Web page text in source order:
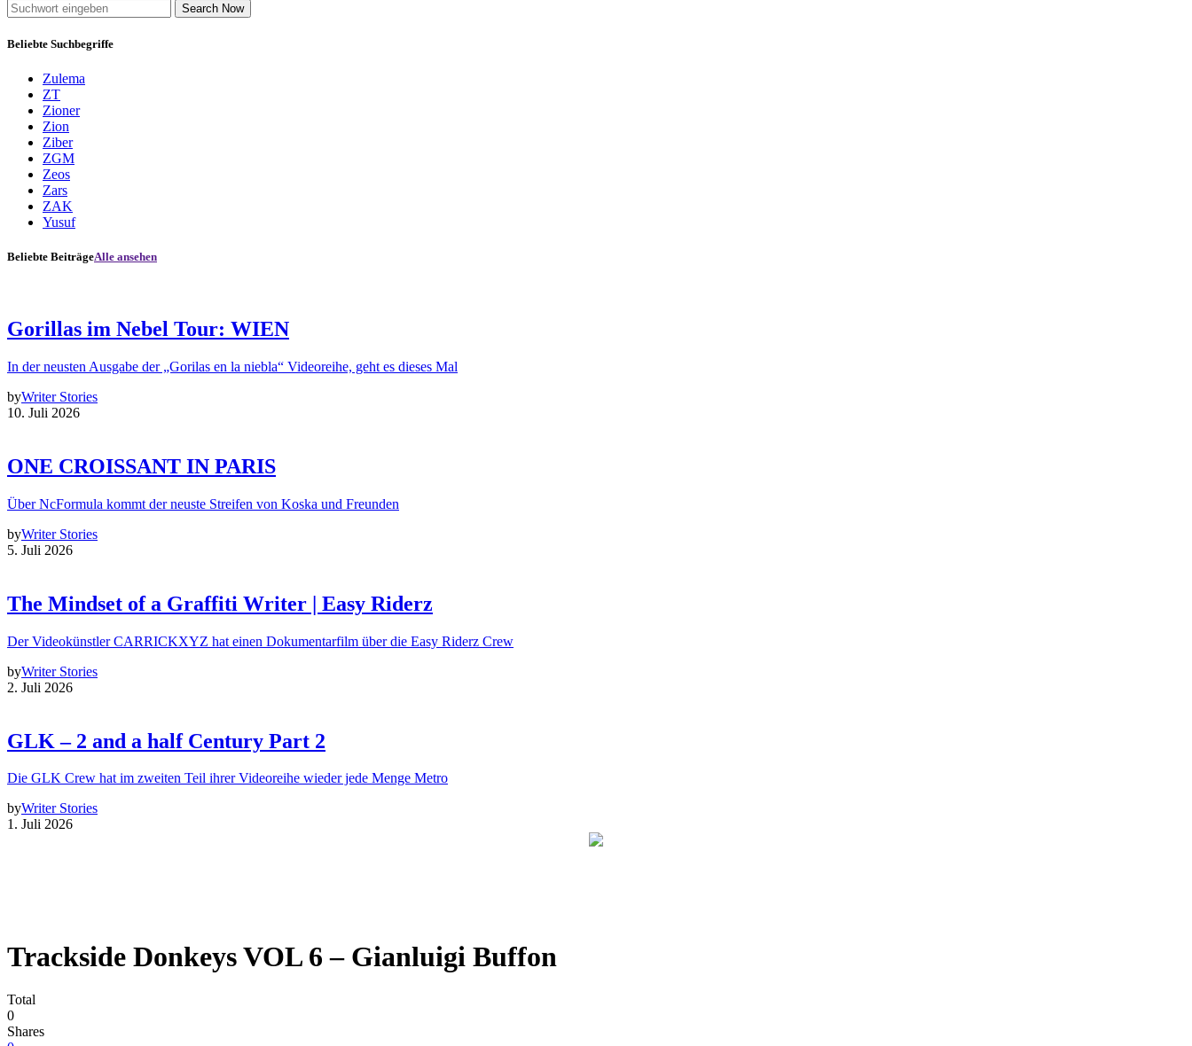
Search Now
Beliebte Suchbegriffe
Zulema
ZT
Zioner
Zion
Ziber
ZGM
Zeos
Zars
ZAK
Yusuf
Beliebte BeiträgeAlle ansehen
Gorillas im Nebel Tour: WIEN
In der neusten Ausgabe der „Gorilas en la niebla“ Videoreihe, geht es dieses Mal
byWriter Stories
10. Juli 2026
ONE CROISSANT IN PARIS
Über NcFormula kommt der neuste Streifen von Koska und Freunden
byWriter Stories
5. Juli 2026
The Mindset of a Graffiti Writer | Easy Riderz
Der Videokünstler CARRICKXYZ hat einen Dokumentarfilm über die Easy Riderz Crew
byWriter Stories
2. Juli 2026
GLK – 2 and a half Century Part 2
Die GLK Crew hat im zweiten Teil ihrer Videoreihe wieder jede Menge Metro
byWriter Stories
1. Juli 2026
Trackside Donkeys VOL 6 – Gianluigi Buffon
Total
0
Shares